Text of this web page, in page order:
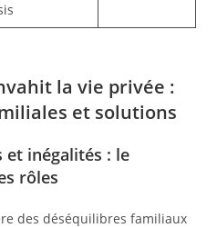
la vie privée :
et solutions
et inégalités : le
rôles
des déséquilibres familiaux